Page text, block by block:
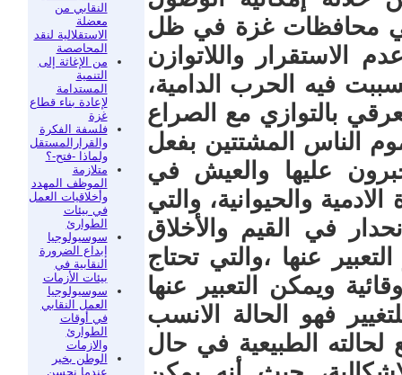
النقابي من
معضلة
الاستقلالية لنقد
المحاصصة
من الإغاثة إلى
التنمية
المستدامة
لإعادة بناء قطاع
غزة
فلسفة الفكرة
والقرارالمستقل
ولماذا -فتح-؟
متلازمة
الموظف المهدد
وأخلاقيات العمل
في بيئات
الطوارئ
سوسيولوجيا
إبداع الضرورة
النقابية في
بيئات الأزمات
سوسيولوجيا
العمل النقابي
في أوقات
الطوارئ
والازمات
الوطن بخير
عندما نحسن
في محافظات غزة في ظل
الاستقرار واللاتوازن
فيه الحرب الدامية،
بالتوازي مع الصراع
الناس المشتتين بفعل
عليها والعيش في
والحيوانية، والتي
في القيم والأخلاق
عنها ،والتي تحتاج
ويمكن التعبير عنها
فهو الحالة الانسب
لحالته الطبيعية في حال